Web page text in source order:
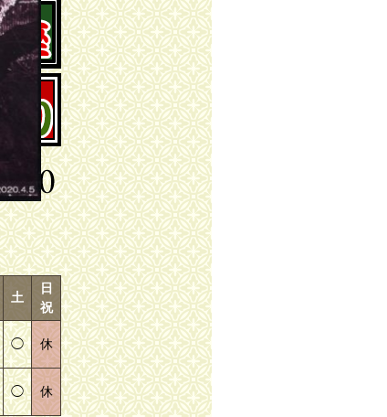
土
日
祝
◯ 休
◯ 休